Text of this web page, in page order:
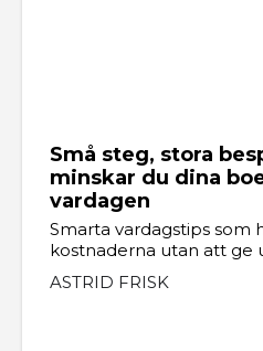
Små steg, stora
minskar du dina
vardagen
Smarta vardagstips som
kostnaderna utan att
ASTRID FRISK